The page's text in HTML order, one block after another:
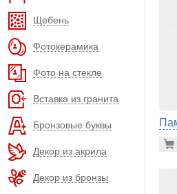
Щебень
Фотокерамика
Фото на стекле
Вставка из гранита
Бронзовые буквы
Декор из акрила
Декор из бронзы